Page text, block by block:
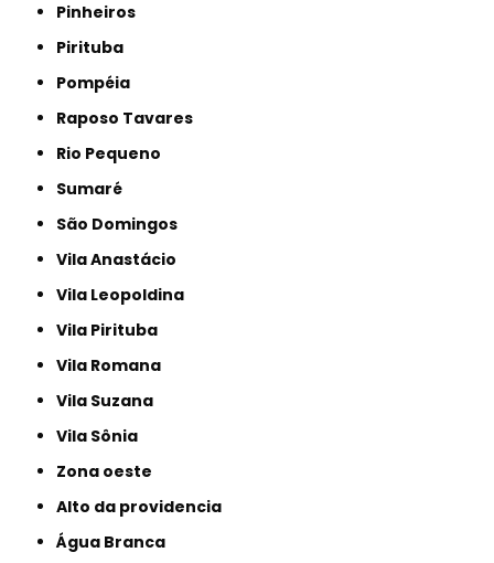
Pinheiros
Pirituba
Pompéia
Raposo Tavares
Rio Pequeno
Sumaré
São Domingos
Vila Anastácio
Vila Leopoldina
Vila Pirituba
Vila Romana
Vila Suzana
Vila Sônia
Zona oeste
alto da providencia
Água Branca